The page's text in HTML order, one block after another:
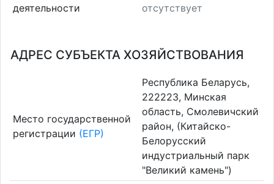
деятельности
отсутствует
АДРЕС СУБЪЕКТА ХОЗЯЙСТВОВАНИЯ
Место государственной
регистрации (ЕГР)
Республика Беларусь,
222223, Минская
область, Смолевичский
район, (Китайско-
Белорусский
индустриальный парк
"Великий камень")